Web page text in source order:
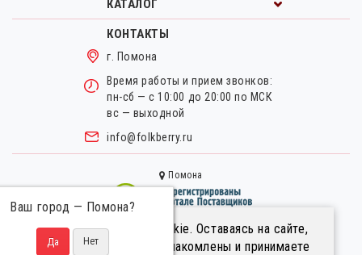
Мы используем файлы cookie. Оставаясь на сайте,
вы подтверждаете, что ознакомлены и принимаете
КАТАЛОГ
КОНТАКТЫ
г. Помона
Время работы и прием звонков:
пн-сб — с 10:00 до 20:00 по МСК
вс — выходной
info@folkberry.ru
Помона
Ваш город — Помона?
Правовая информация.
Пользовательское соглашение.